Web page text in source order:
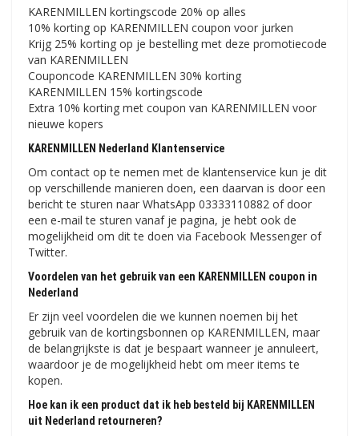
KARENMILLEN kortingscode 20% op alles
10% korting op KARENMILLEN coupon voor jurken
Krijg 25% korting op je bestelling met deze promotiecode
van KARENMILLEN
Couponcode KARENMILLEN 30% korting
KARENMILLEN 15% kortingscode
Extra 10% korting met coupon van KARENMILLEN voor
nieuwe kopers
KARENMILLEN Nederland Klantenservice
Om contact op te nemen met de klantenservice kun je dit
op verschillende manieren doen, een daarvan is door een
bericht te sturen naar WhatsApp 03333110882 of door
een e-mail te sturen vanaf je pagina, je hebt ook de
mogelijkheid om dit te doen via Facebook Messenger of
Twitter.
Voordelen van het gebruik van een KARENMILLEN coupon in
Nederland
Er zijn veel voordelen die we kunnen noemen bij het
gebruik van de kortingsbonnen op KARENMILLEN, maar
de belangrijkste is dat je bespaart wanneer je annuleert,
waardoor je de mogelijkheid hebt om meer items te
kopen.
Hoe kan ik een product dat ik heb besteld bij KARENMILLEN
uit Nederland retourneren?